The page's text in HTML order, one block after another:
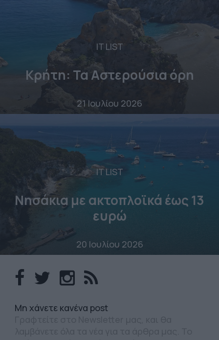
IT LIST
Κρήτη: Τα Αστερούσια όρη
21 Ιουλίου 2026
IT LIST
Νησάκια με ακτοπλοϊκά έως 13
ευρώ
20 Ιουλίου 2026
Mη χάνετε κανένα post